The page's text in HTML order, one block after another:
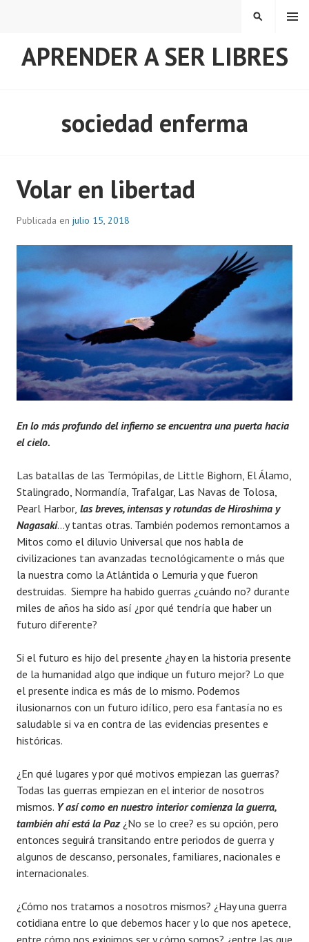
APRENDER A SER LIBRES
MENÚ
BUSCAR
sociedad enferma
Volar en libertad
Publicada en julio 15, 2018
En lo más profundo del infierno se encuentra una puerta hacia
el cielo.
Las batallas de las Termópilas, de Little Bighorn, El Álamo,
Stalingrado, Normandía, Trafalgar, Las Navas de Tolosa,
Pearl Harbor, las breves, intensas y rotundas de Hiroshima y
Nagasaki…y tantas otras. También podemos remontamos a
Mitos como el diluvio Universal que nos habla de
civilizaciones tan avanzadas tecnológicamente o más que
la nuestra como la Atlántida o Lemuria y que fueron
destruidas. Siempre ha habido guerras ¿cuándo no? durante
miles de años ha sido así ¿por qué tendría que haber un
futuro diferente?
Si el futuro es hijo del presente ¿hay en la historia presente
de la humanidad algo que indique un futuro mejor? Lo que
el presente indica es más de lo mismo. Podemos
ilusionarnos con un futuro idílico, pero esa fantasía no es
saludable si va en contra de las evidencias presentes e
históricas.
¿En qué lugares y por qué motivos empiezan las guerras?
Todas las guerras empiezan en el interior de nosotros
mismos. Y así como en nuestro interior comienza la guerra,
también ahí está la Paz ¿No se lo cree? es su opción, pero
entonces seguirá transitando entre periodos de guerra y
algunos de descanso, personales, familiares, nacionales e
internacionales.
¿Cómo nos tratamos a nosotros mismos? ¿Hay una guerra
cotidiana entre lo que debemos hacer y lo que nos apetece,